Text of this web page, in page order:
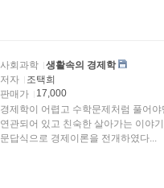
사회과학
생활속의 경제학
저자
조택희
판매가
17,000
경제학이 어렵고 수학문제처럼 풀어
연관되어 있고 친숙한 살아가는 이야
문답식으로 경제이론을 전개하였다...